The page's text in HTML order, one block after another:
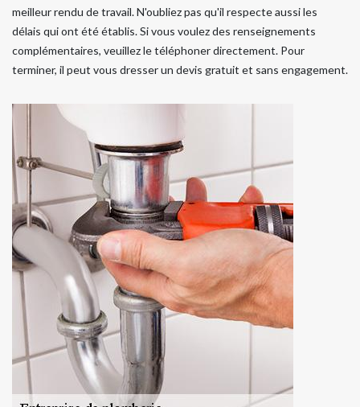
meilleur rendu de travail. N'oubliez pas qu'il respecte aussi les
délais qui ont été établis. Si vous voulez des renseignements
complémentaires, veuillez le téléphoner directement. Pour
terminer, il peut vous dresser un devis gratuit et sans engagement.